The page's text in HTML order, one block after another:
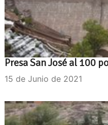
Presa San José al 100
15 de Junio de 2021